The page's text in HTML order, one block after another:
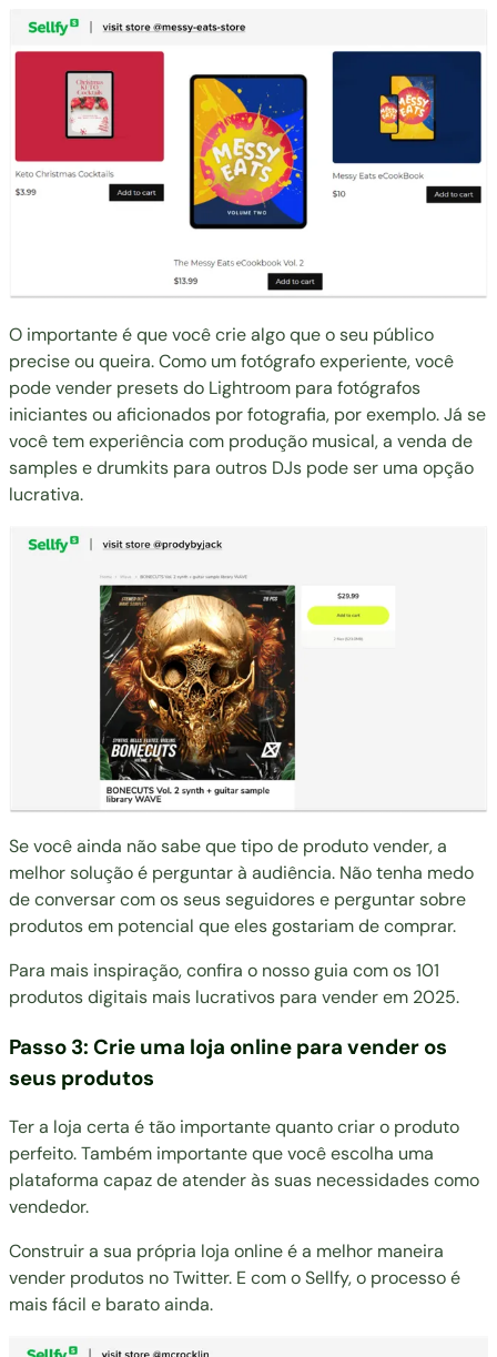
O importante é que você crie algo que o seu público
precise ou queira. Como um fotógrafo experiente, você
pode vender presets do Lightroom para fotógrafos
iniciantes ou aficionados por fotografia, por exemplo. Já se
você tem experiência com produção musical, a venda de
samples e drumkits para outros DJs pode ser uma opção
lucrativa.
Se você ainda não sabe que tipo de produto vender, a
melhor solução é perguntar à audiência. Não tenha medo
de conversar com os seus seguidores e perguntar sobre
produtos em potencial que eles gostariam de comprar.
Para mais inspiração, confira o nosso guia com os101
produtos digitais mais lucrativos para vender em 2025.
Passo 3: Crie uma loja online para vender os
seus produtos
Ter a loja certa é tão importante quanto criar o produto
perfeito. Também importante que você escolha uma
plataforma capaz de atender às suas necessidades como
vendedor.
Construir a sua própria loja online é a melhor maneira
vender produtos no Twitter. E com o Sellfy, o processo é
mais fácil e barato ainda.